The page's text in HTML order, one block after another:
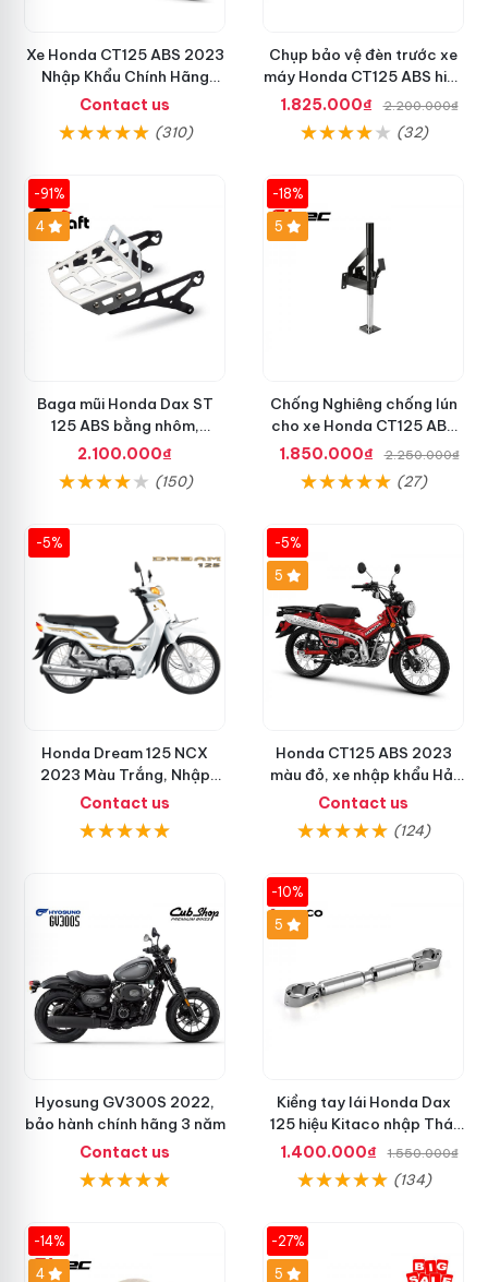
Xe Honda CT125 ABS 2023
Nhập Khẩu Chính Hãng
Thái Lan, Đủ Phụ Kiện Đồ
Chơi
Contact us
(310)
Chụp bảo vệ đèn trước xe
máy Honda CT125 ABS hiệu
Grcaft chính hãng
1.825.000₫ 2.200.000₫
(32)
-91%
4
Baga mũi Honda Dax ST
125 ABS bằng nhôm,
thương hiệu Gcraft chính
hãng
2.100.000₫
(150)
-18%
5
Chống Nghiêng chống lún
cho xe Honda CT125 ABS
hiệu H2C chính hãng
1.850.000₫ 2.250.000₫
(27)
-5%
Honda Dream 125 NCX
2023 Màu Trắng, Nhập
Khẩu Chính Hãng
Contact us
-5%
5
Honda CT125 ABS 2023
màu đỏ, xe nhập khẩu Hải
Quan chính ngạch
Contact us
(124)
Hyosung GV300S 2022,
bảo hành chính hãng 3 năm
Contact us
-10%
5
Kiềng tay lái Honda Dax
125 hiệu Kitaco nhập Thái
chính hãng
1.400.000₫ 1.550.000₫
(134)
-14%
4
-27%
5